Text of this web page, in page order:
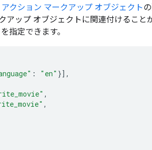
アクション マークアップ オブジェクト
アップ オブジェクトに関連付けるこ
指定できます。
: "en" }],
,
,